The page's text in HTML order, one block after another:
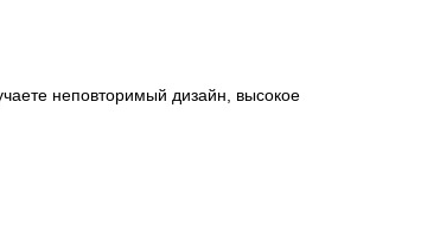
неповторимый дизайн, высокое